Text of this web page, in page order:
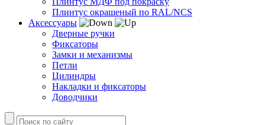
Плинтус окрашеный по RAL/NCS
Аксессуары
Дверные ручки
Фиксаторы
Замки и механизмы
Петли
Цилиндры
Накладки и фиксаторы
Доводчики